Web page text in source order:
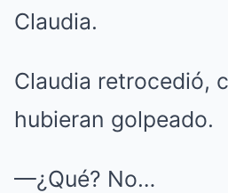
Claudia.
Claudia retrocedió,
hubieran golpeado.
—¿Qué? No…